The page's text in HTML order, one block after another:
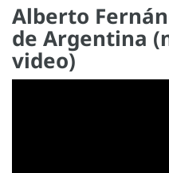
Alberto
de Argentina
video)